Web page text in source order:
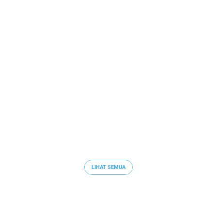
LIHAT SEMUA